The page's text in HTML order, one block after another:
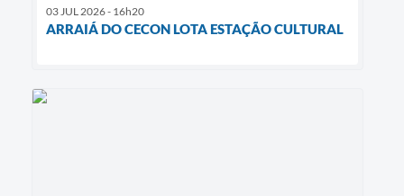
03 JUL 2026 - 16h20
ARRAIÁ DO CECON LOTA ESTAÇÃO CULTURAL